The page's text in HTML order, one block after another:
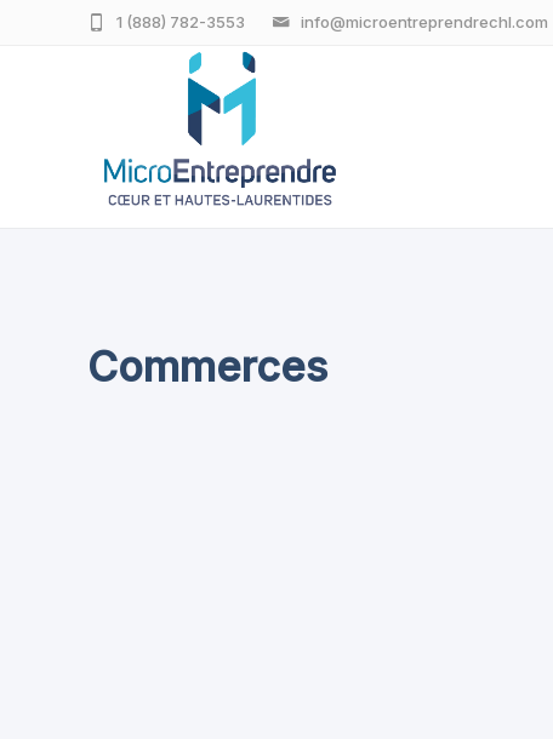
info@microentreprendrechl.com
1 (888) 782-3553
Commerces